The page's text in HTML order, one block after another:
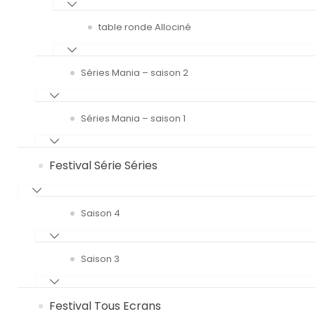
table ronde Allociné
Séries Mania – saison 2
Séries Mania – saison 1
Festival Série Séries
Saison 4
Saison 3
Festival Tous Ecrans